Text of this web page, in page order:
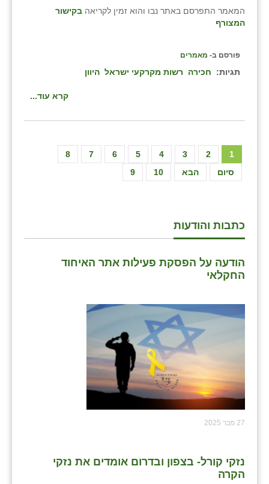
המאמר התפרסם באתר נבו והוא זמין לקריאה בקישור
המצורף
פורסם ב- מאמרים
תגיות: חכירה רשות מקרקעי ישראל היוון
קרא עוד...
1
2
3
4
5
6
7
8
9
10 הבא סיום
כתבות והודעות
הודעה על הפסקת פעילות אתר האיחוד
החקלאי
27 פבר 2025
נזקי קורל- בצפון ובדרום אומדים את נזקי
הקרה